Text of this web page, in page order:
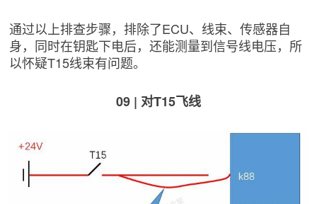
通过以上排查步骤，排除了ECU、线束、传感器自
身，同时在钥匙下电后，还能测量到信号线电压，所
以怀疑T15线束有问题。
09 | 对T15飞线